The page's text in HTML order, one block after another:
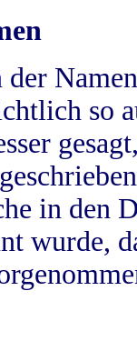
der
so
in
wurde,